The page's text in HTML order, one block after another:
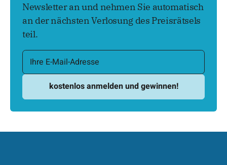
Newsletter an und nehmen Sie automatisch
an der nächsten Verlosung des Preisrätsels
teil.